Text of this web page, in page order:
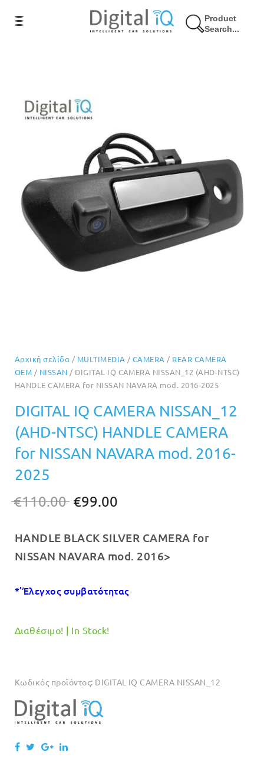
Product
Search...
Αρχική σελίδα / MULTIMEDIA / CAMERA / REAR CAMERA
OEM / NISSAN / DIGITAL IQ CAMERA NISSAN_12 (AHD-NTSC)
HANDLE CAMERA for NISSAN NAVARA mod. 2016-2025
DIGITAL IQ CAMERA NISSAN_12
(AHD-NTSC) HANDLE CAMERA
for NISSAN NAVARA mod. 2016-
2025
€110.00 Original
was:
€110.00.
€99.00
τιμή
είναι:
HANDLE BLACK SILVER CAMERA for
NISSAN NAVARA mod. 2016>
*’Έλεγχος συμβατότητας
Διαθέσιμο! | In Stock!
Κωδικός προϊόντος: DIGITAL IQ CAMERA NISSAN_12